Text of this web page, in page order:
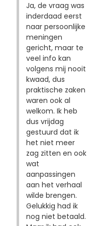
Ja, de vraag was
inderdaad eerst
naar persoonlijke
meningen
gericht, maar te
veel info kan
volgens mij nooit
kwaad, dus
praktische zaken
waren ook al
welkom. Ik heb
dus vrijdag
gestuurd dat ik
het niet meer
zag zitten en ook
wat
aanpassingen
aan het verhaal
wilde brengen.
Gelukkig had ik
nog niet betaald.